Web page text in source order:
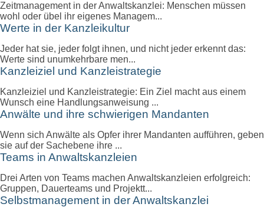
Zeitmanagement in der Anwaltskanzlei: Menschen müssen
wohl oder übel ihr eigenes Managem...
Werte in der Kanzleikultur
Jeder hat sie, jeder folgt ihnen, und nicht jeder erkennt das:
Werte sind unumkehrbare men...
Kanzleiziel und Kanzleistrategie
Kanzleiziel und Kanzleistrategie: Ein Ziel macht aus einem
Wunsch eine Handlungsanweisung ...
Anwälte und ihre schwierigen Mandanten
Wenn sich Anwälte als Opfer ihrer Mandanten aufführen, geben
sie auf der Sachebene ihre ...
Teams in Anwaltskanzleien
Drei Arten von Teams machen Anwaltskanzleien erfolgreich:
Gruppen, Dauerteams und Projektt...
Selbstmanagement in der Anwaltskanzlei